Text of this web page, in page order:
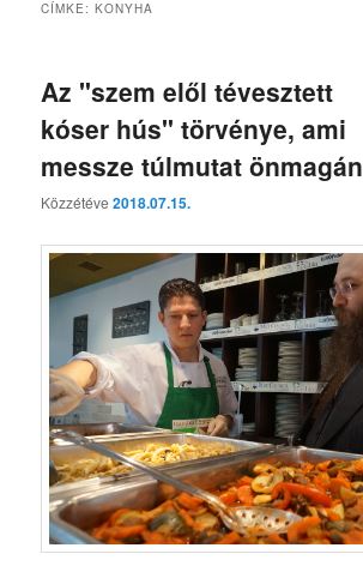
CÍMKE:KONYHA
Az "szem elől tévesztett
kóser hús" törvénye, ami
messze túlmutat önmagán
Közzétéve2018.07.15.